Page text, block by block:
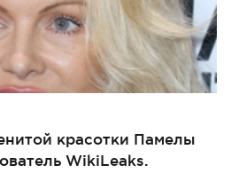
красотки Памелы
WikiLeaks.